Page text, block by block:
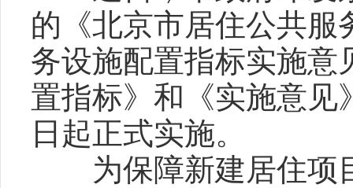
的《北京市居住公共服
务设施配置指标实施意
置指标》和《实施意见
日起正式实施。
为保障新建居住项